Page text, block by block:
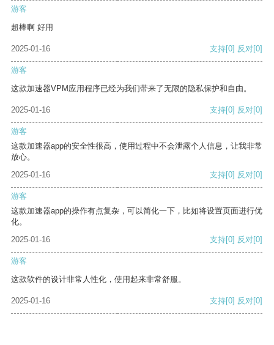
游客
超棒啊 好用
2025-01-16 支持[0] 反对[0]
游客
这款加速器VPM应用程序已经为我们带来了无限的隐私保护和自由。
2025-01-16 支持[0] 反对[0]
游客
这款加速器app的安全性很高，使用过程中不会泄露个人信息，让我非常
放心。
2025-01-16
支持[0] 反对[0]
游客
这款加速器app的操作有点复杂，可以简化一下，比如将设置页面进行优
化。
2025-01-16
支持[0] 反对[0]
游客
这款软件的设计非常人性化，使用起来非常舒服。
2025-01-16 支持[0] 反对[0]